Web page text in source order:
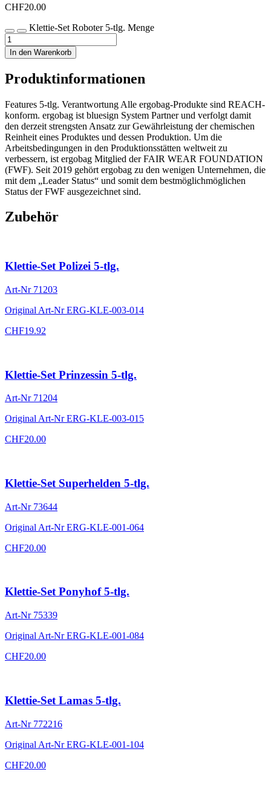
CHF20.00
Klettie-Set Roboter 5-tlg. Menge
In den Warenkorb
Produktinformationen
Features 5-tlg. Verantwortung Alle ergobag-Produkte sind REACH-
konform. ergobag ist bluesign System Partner und verfolgt damit
den derzeit strengsten Ansatz zur Gewährleistung der chemischen
Reinheit eines Produktes und dessen Produktion. Um die
Arbeitsbedingungen in den Produktionsstätten weltweit zu
verbessern, ist ergobag Mitglied der FAIR WEAR FOUNDATION
(FWF). Seit 2019 gehört ergobag zu den wenigen Unternehmen, die
mit dem „Leader Status“ und somit dem bestmöglichmöglichen
Status der FWF ausgezeichnet sind.
Zubehör
Klettie-Set Polizei 5-tlg.
Art-Nr 71203
Original Art-NrERG-KLE-003-014
CHF19.92
Klettie-Set Prinzessin 5-tlg.
Art-Nr 71204
Original Art-NrERG-KLE-003-015
CHF20.00
Klettie-Set Superhelden 5-tlg.
Art-Nr 73644
Original Art-NrERG-KLE-001-064
CHF20.00
Klettie-Set Ponyhof 5-tlg.
Art-Nr 75339
Original Art-NrERG-KLE-001-084
CHF20.00
Klettie-Set Lamas 5-tlg.
Art-Nr 772216
Original Art-NrERG-KLE-001-104
CHF20.00